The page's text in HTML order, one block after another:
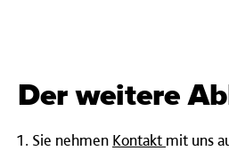
Der weitere
Sie nehmen Kontakt mit uns